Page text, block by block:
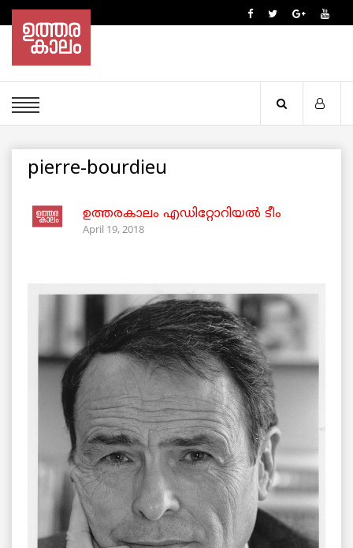
pierre-bourdieu
ഉത്തരകാലം എഡിറ്റോറിയല്‍ ടീം
April 19, 2018